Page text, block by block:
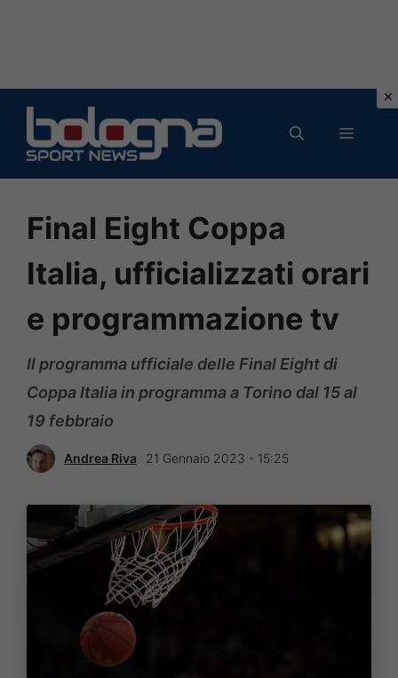
contenuto
MENU
Final Eight Coppa
Italia, ufficializzati orari
e programmazione tv
Il programma ufficiale delle Final Eight di
Coppa Italia in programma a Torino dal 15 al
19 febbraio
Andrea Riva 21 Gennaio 2023 - 15:25